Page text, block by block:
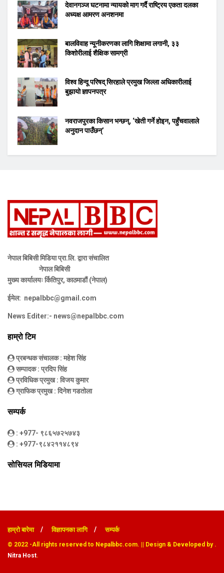
देवानगञ्ज घटनामा न्यायको माग गर्दै राष्ट्रिय एकता दलका
अध्यक्ष आमरण अनशनमा
बालविवाह न्यूनीकरणका लागि शिक्षामा लगानी, ३३
किशोरीलाई शैक्षिक सामग्री
विश्व हिन्दू परिषद् सिरहाले प्रमुख जिल्ला अधिकारीलाई
बुझायो ज्ञापनपत्र
नवराजपुरका किसान भन्छन्, ‘खेती गर्ने होइन, पहुँचवालाले
अनुदान पाउँछन्’
नेपाल बिबिसी मिडिया प्रा.लि. द्वारा संचालित
नेपाल बिबिसी
मुख्य कार्यालयः र्कितिपुर, काठमाडौं (नेपाल)
ईमेल: nepalbbc@gmail.com
News Editer:- news@nepalbbc.com
हाम्रो टिम
प्रबन्धक संचालक: महेश सिंह
सम्पादक: प्रदिप सिंह
प्रविधिक प्रमुख: विजय कुमार
ग्राफिक प्रमुख: दिनेश गडतोला
सम्पर्क
: +977- ९८६५७२५७४३
: +977-९८४२११४८९४
सोसियल मिडियामा
हाम्रो बारेमा विज्ञापनका लागि सम्पर्क
© 2022 -All rights reserved to Nepalbbc.com. || Design & Developed by .
Nitra Host.